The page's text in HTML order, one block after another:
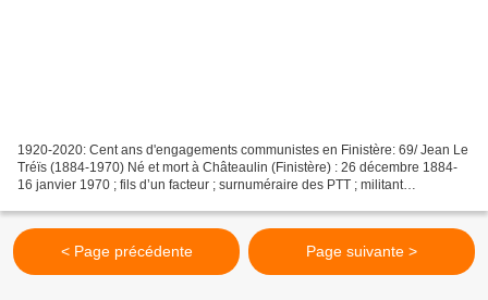
1920-2020: Cent ans d'engagements communistes en Finistère: 69/ Jean Le
Tréïs (1884-1970) Né et mort à Châteaulin (Finistère) : 26 décembre 1884-
16 janvier 1970 ; fils d’un facteur ; surnuméraire des PTT ; militant
< Page précédente Page suivante >